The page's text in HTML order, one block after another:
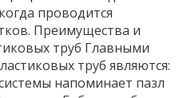
проводится
Преимущества и
труб Главными
труб являются:
напоминает пазл